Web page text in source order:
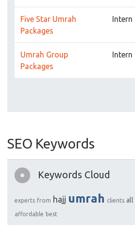
Five Star Umrah
Packages
Intern
Umrah Group
Packages
Intern
SEO Keywords
Keywords Cloud
experts from hajj umrah clients all
affordable best